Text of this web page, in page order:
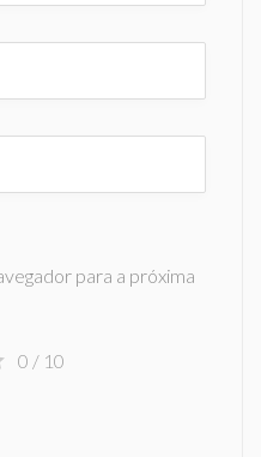
para a próxima
0 / 10